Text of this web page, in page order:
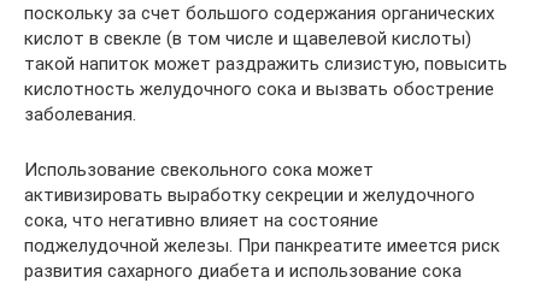
поскольку за счет большого содержания органических
кислот в свекле (в том числе и щавелевой кислоты)
такой напиток может раздражить слизистую, повысить
кислотность желудочного сока и вызвать обострение
заболевания.
Использование свекольного сока может
активизировать выработку секреции и желудочного
сока, что негативно влияет на состояние
поджелудочной железы. При панкреатите имеется риск
развития сахарного диабета и использование сока